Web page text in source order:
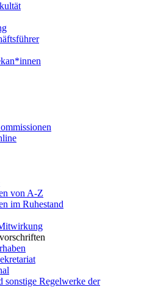
von A-Z
im Ruhestand
sonstige Regelwerke der